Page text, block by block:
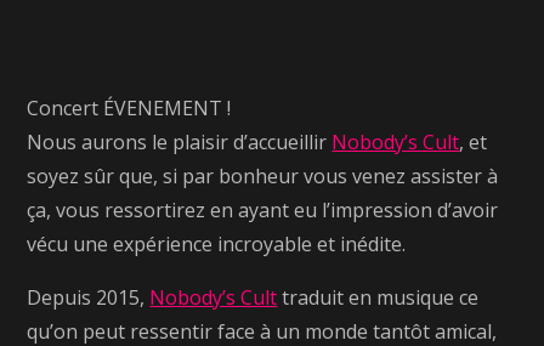
Concert ÉVENEMENT !
Nous aurons le plaisir d’accueillir Nobody’s Cult, et
soyez sûr que, si par bonheur vous venez assister à
ça, vous ressortirez en ayant eu l’impression d’avoir
vécu une expérience incroyable et inédite.
Depuis 2015, Nobody’s Culttraduit en musique ce
qu’on peut ressentir face à un monde tantôt amical,